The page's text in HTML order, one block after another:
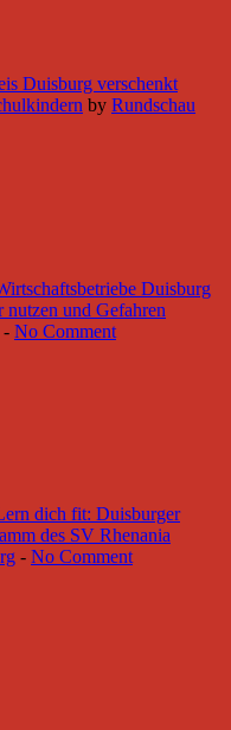
Duisburg verschenkt
by Rundschau
Duisburg
nutzen und Gefahren
- No Comment
dich fit: Duisburger
des SV Rhenania
- No Comment